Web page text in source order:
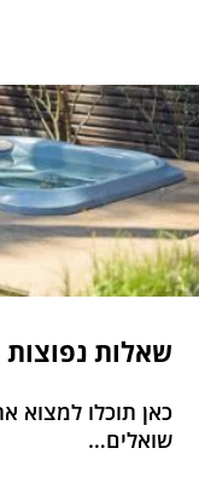
שאלות נפוצות
כאן תוכלו למצוא
שואלים…